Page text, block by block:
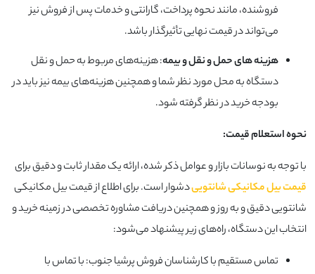
فروشنده، مانند نحوه پرداخت، گارانتی و خدمات پس از فروش نیز
می‌تواند در قیمت نهایی تأثیرگذار باشد.
هزینه‌ های حمل و نقل و بیمه: هزینه‌های مربوط به حمل و نقل
دستگاه به محل مورد نظر شما و همچنین هزینه‌های بیمه نیز باید در
بودجه خرید در نظر گرفته شود.
نحوه استعلام قیمت:
با توجه به نوسانات بازار و عوامل ذکر شده، ارائه یک مقدار ثابت و دقیق برای
قیمت بیل مکانیکی شانتوییدشوار است. برای اطلاع از قیمت بیل مکانیکی
شانتویی دقیق و به روز و همچنین دریافت مشاوره تخصصی در زمینه خرید و
انتخاب این دستگاه، راه‌های زیر پیشنهاد می‌شود:
تماس مستقیم با کارشناسان فروش پرشیا جنوب: با تماس با